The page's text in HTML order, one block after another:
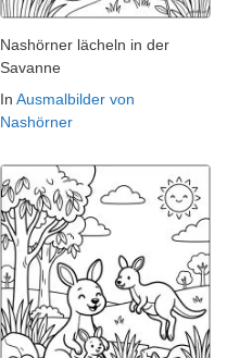
Nashörner lächeln in der
Savanne
In Ausmalbilder von
Nashörner